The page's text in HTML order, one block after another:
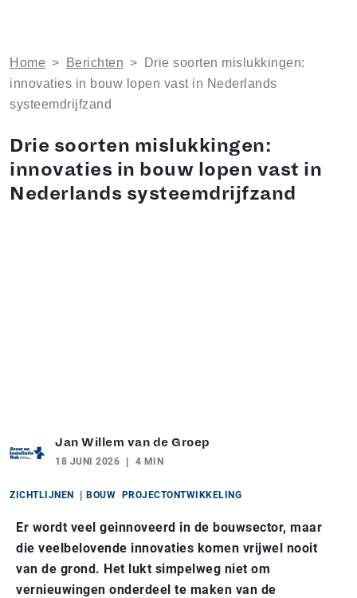
Home > Berichten >
Drie soorten mislukkingen:
innovaties in bouw lopen vast in Nederlands
systeemdrijfzand
Drie soorten mislukkingen:
innovaties in bouw lopen vast in
Nederlands systeemdrijfzand
Jan Willem van de Groep
18 JUNI 2026 4 MIN
ZICHTLIJNEN BOUW PROJECTONTWIKKELING
Er wordt veel geinnoveerd in de bouwsector, maar
die veelbelovende innovaties komen vrijwel nooit
van de grond. Het lukt simpelweg niet om
vernieuwingen onderdeel te maken van de